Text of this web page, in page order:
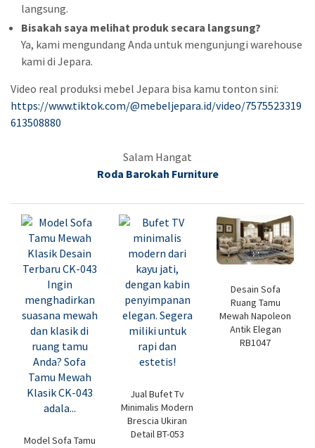
langsung.
Bisakah saya melihat produk secara langsung?
Ya, kami mengundang Anda untuk mengunjungi warehouse
kami di Jepara.
Video real produksi mebel Jepara bisa kamu tonton sini:
https://www.tiktok.com/@mebeljepara.id/video/7575523319
613508880
Salam Hangat
Roda Barokah Furniture
Model Sofa Tamu
Jual Bufet Tv
Minimalis Modern
Brescia Ukiran
Detail BT-053
Desain Sofa
Ruang Tamu
Mewah Napoleon
Antik Elegan
RB1047